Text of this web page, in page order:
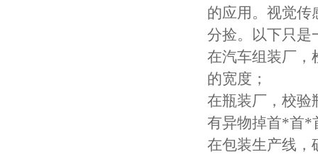
的应用。视觉传
分捡。以下只是
在汽车组装厂，
的宽度；
在瓶装厂，校验
有异物掉首*首*
在包装生产线，